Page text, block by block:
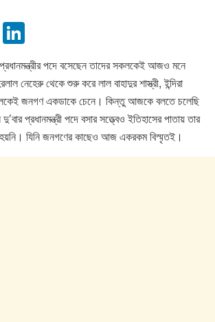
W
h
p
n
k
e
dI
n
পদে বসেছেন তাদের সকলকেই আজও মনে
নেহেরু থেকে শুরু করে লাল বাহাদুর শাস্ত্রী, ইন্দিরা
জনগণ একডাকে চেনে। কিন্তু আজকে বলতে চলেছি
প্রধানমন্ত্রী পদে বসার সত্ত্বেও ইতিহাসের পাতায় তার
যিনি জনগণের কাছেও আজ একরকম বিস্মৃতই।